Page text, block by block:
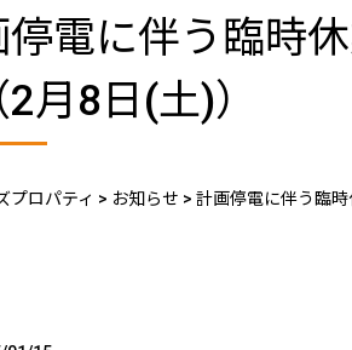
停電に伴う臨時
月8日(土)）
プロパティ > お知らせ > 計画停電に伴う臨